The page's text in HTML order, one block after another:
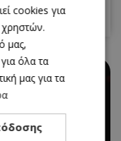
30
ENGLISH
cookies για
χρηστών.
μας,
όλα τα
μας για τα